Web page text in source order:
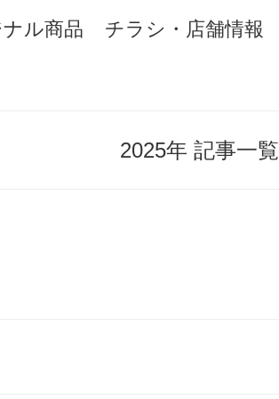
ル商品 チラシ・店舗情報
2025年 記事一覧